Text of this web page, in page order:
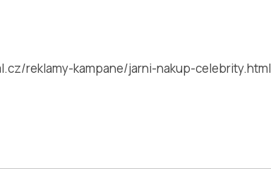
reklamy-kampane/jarni-nakup-celebrity.html